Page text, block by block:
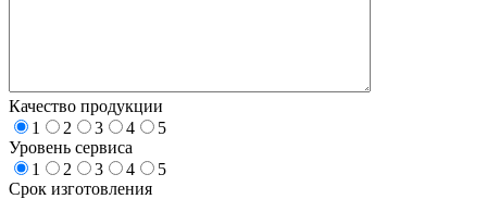
Качество продукции
1
2 3 4
5
Уровень сервиса
1
2 3 4
5
Срок изготовления